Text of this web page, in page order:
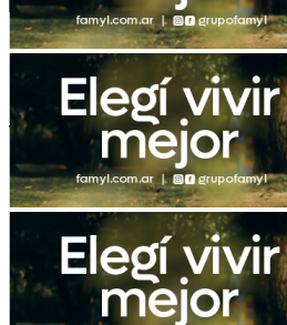
No Result
View All Result